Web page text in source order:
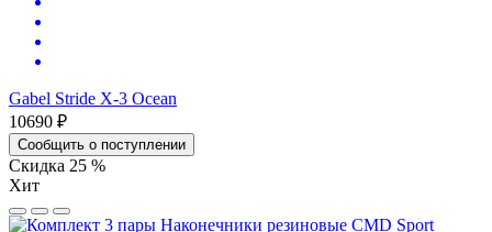
Gabel Stride X-3 Ocean
10690 ₽
Сообщить о поступлении
Скидка 25 %
Хит